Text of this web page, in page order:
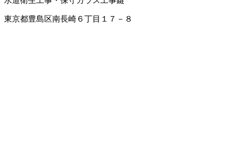
東京都豊島区南長崎６丁目１７－８